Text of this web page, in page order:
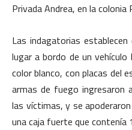
Privada Andrea, en la
Las indagatorias
lugar a bordo de un
color blanco, con placas del
armas de fuego ingresaron
las víctimas, y se
una caja fuerte que contenía